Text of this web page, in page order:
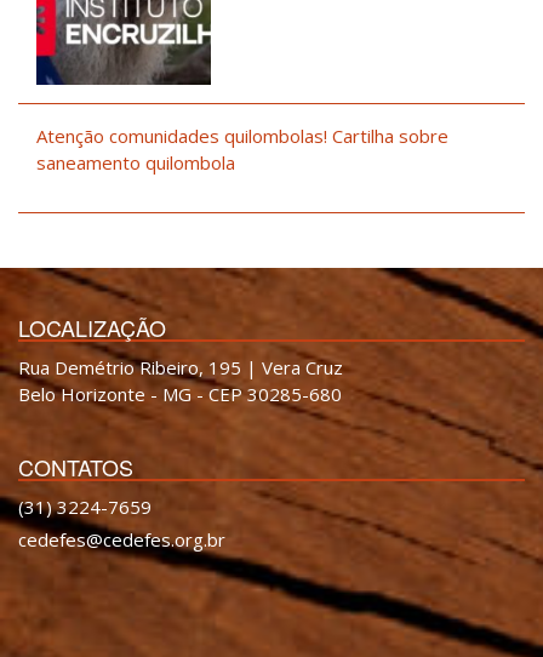
Atenção comunidades quilombolas! Cartilha sobre
saneamento quilombola
LOCALIZAÇÃO
Rua Demétrio Ribeiro, 195 | Vera Cruz
Belo Horizonte - MG - CEP 30285-680
CONTATOS
(31) 3224-7659
cedefes@cedefes.org.br